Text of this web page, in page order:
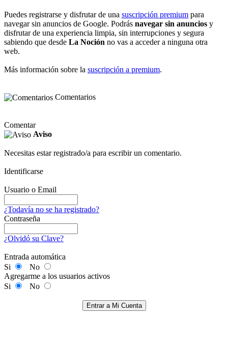
Puedes registrarse y disfrutar de una suscripción premium para
navegar sin anuncios de Google. Podrás navegar sin anuncios y
disfrutar de una experiencia limpia, sin interrupciones y segura
sabiendo que desde La Noción no vas a acceder a ninguna otra
web.
Más información sobre la suscripción a premium.
Comentarios
Comentar
Aviso
Necesitas estar registrado/a para escribir un comentario.
Identificarse
Usuario o Email
¿Todavía no se ha registrado?
Contraseña
¿Olvidó su Clave?
Entrada automática
Si
No
Agregarme a los usuarios activos
Si
No
Entrar a Mi Cuenta